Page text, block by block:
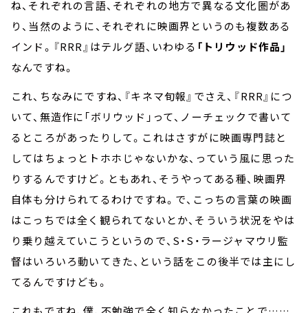
ね、それぞれの言語、それぞれの地方で異なる文化圏があ
り、当然のように、それぞれに映画界というのも複数ある
インド。『RRR』はテルグ語、いわゆる 「トリウッド作品」
なんですね。
これ、ちなみにですね、『キネマ旬報』でさえ、『RRR』につ
いて、無造作に「ボリウッド」って、ノーチェックで書いて
るところがあったりして。これはさすがに映画専門誌と
してはちょっとトホホじゃないかな、っていう風に思った
りするんですけど。ともあれ、そうやってある種、映画界
自体も分けられてるわけですね。で、こっちの言葉の映画
はこっちでは全く観られてないとか、そういう状況をやは
り乗り越えていこうというので、S・S・ラージャマウリ監
督はいろいろ動いてきた、という話をこの後半では主にし
てるんですけども。